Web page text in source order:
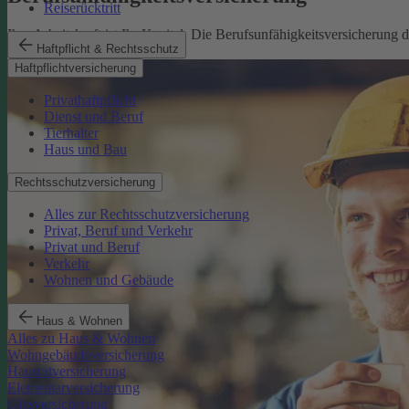
Reiserücktritt
Haftpflicht & Rechtsschutz
Haftpflichtversicherung
Privathaftpflicht
Dienst und Beruf
Tierhalter
Haus und Bau
Rechtsschutzversicherung
Alles zur Rechtsschutzversicherung
Privat, Beruf und Verkehr
Privat und Beruf
Verkehr
Wohnen und Gebäude
Haus & Wohnen
Alles zu Haus & Wohnen
Wohngebäudeversicherung
Hausratversicherung
Elementarversicherung
Glasversicherung
Ihre Arbeitskraft ist Ihr Kapital. Die
Mehr erfahren